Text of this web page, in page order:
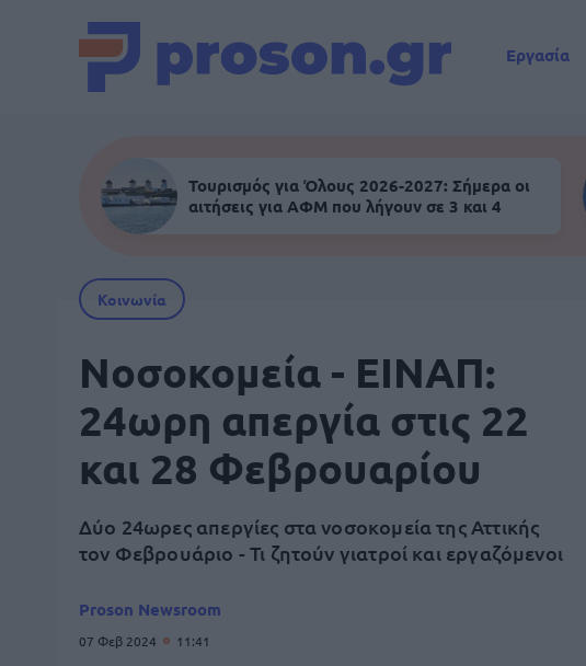
Εργασία
Τουρισμός για Όλους 2026-2027: Σήμερα οι
αιτήσεις για ΑΦΜ που λήγουν σε 3 και 4
Κοινωνία
Νοσοκομεία - ΕΙΝΑΠ:
24ωρη απεργία στις 22
και 28 Φεβρουαρίου
Δύο 24ωρες απεργίες στα νοσοκομεία της Αττικής
τον Φεβρουάριο - Τι ζητούν γιατροί και εργαζόμενοι
Proson Newsroom
07 Φεβ 2024 11:41